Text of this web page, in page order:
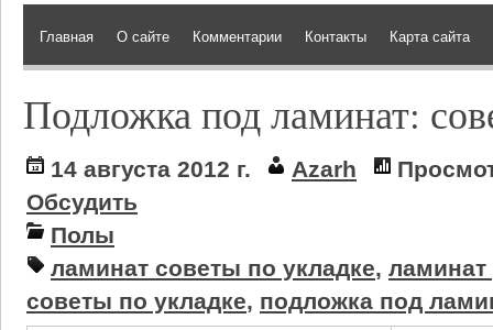
Главная О сайте Комментарии Контакты Карта сайта
Подложка под ламинат:
14 августа 2012 г. Azarh
Обсудить
Полы
ламинат советы по укладке, ламинат
советы по укладке, подложка под